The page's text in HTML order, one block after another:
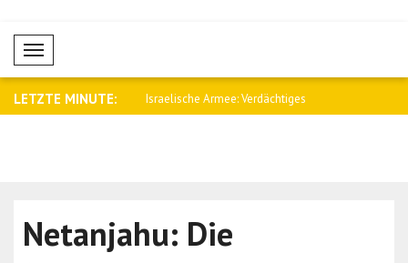
Mobil Menü
LETZTE MINUTE:
Außenministerium: 4 Israelische Armee: Verdächtiges
Netanjahu: Die